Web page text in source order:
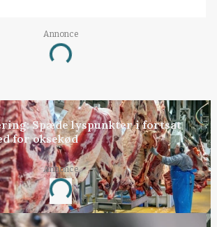
Annonce
Loading...
Spæde lyspunkter i fortsat
for oksekød
Annonce
Loading...